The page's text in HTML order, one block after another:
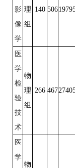
影
像
学
理
组
140 506
医
学
检
验
技
术
物
理
组
266 467
医
学
物